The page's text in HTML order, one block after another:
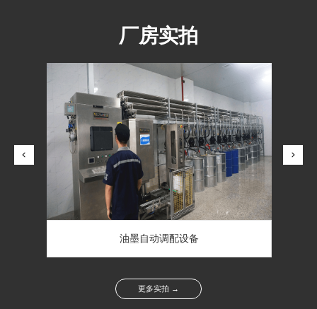
厂房实拍
油墨自动调配设备
更多实拍 →